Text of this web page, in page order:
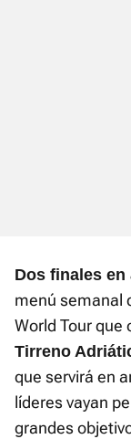
Dos finales en
menú semanal
World Tour que
Tirreno
que servirá en
líderes vayan
grandes